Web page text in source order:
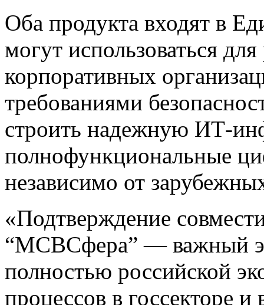
Оба продукта входят в
могут использоваться
корпоративных
требованиями
строить надежную ИТ-
полнофункциональные
независимо от
«Подтверждение
“МСВСфера” — важный
полностью российской
процессов в госсекторе